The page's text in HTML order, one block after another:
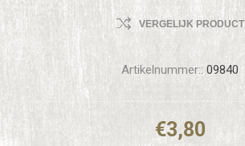
VERGELIJK PRODUCT
Artikelnummer:: 09840
€3,80